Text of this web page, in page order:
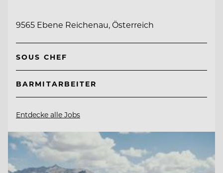
9565 Ebene Reichenau, Österreich
SOUS CHEF
BARMITARBEITER
Entdecke alle Jobs